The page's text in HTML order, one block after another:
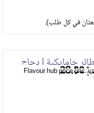
في كل طلب).
جامايكية | دجاج
28.00
Flavour hub price (inc.